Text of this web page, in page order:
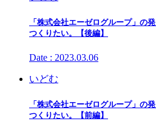
「株式会社エーゼログループ」の
つくりたい。【後編】
Date : 2023.03.06
いどむ
「株式会社エーゼログループ」の
つくりたい。【前編】